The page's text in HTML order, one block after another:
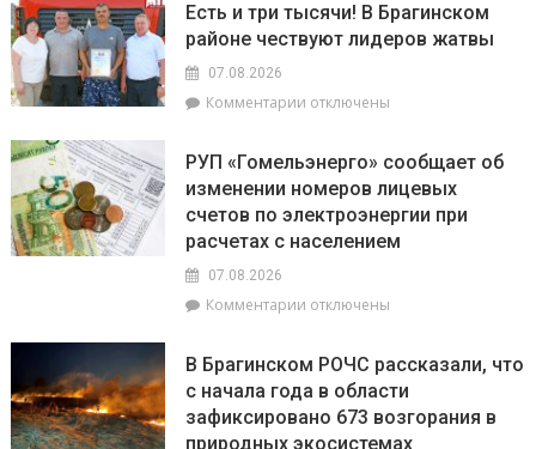
фестиваль
«Зов
на
селе
БелОМО.
Лукашенко
посещает
Вилейский
район
Есть и три тысячи! В Брагинском
районе чествуют лидеров жатвы
07.08.2026
Комментарии к
и
три
тысячи!
В
чествуют
отключены
РУП «Гомельэнерго» сообщает об
изменении номеров лицевых
счетов по электроэнергии при
расчетах с населением
07.08.2026
Комментарии к
«Гомельэнерго»
сообщает
об
изменении
отключены
В Брагинском РОЧС рассказали, что
с начала года в области
зафиксировано 673 возгорания в
природных экосистемах